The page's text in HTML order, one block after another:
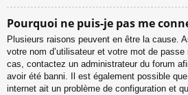
Pourquoi ne puis-je pas me
Plusieurs raisons peuvent en être la cause.
votre nom d’utilisateur et votre mot de
cas, contactez un administrateur du forum
avoir été banni. Il est également possible
internet ait un problème de configuration et